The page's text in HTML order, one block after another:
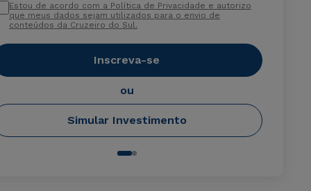
Estou de acordo com a Política de Privacidade e autorizo
que meus dados sejam utilizados para o envio de
conteúdos da Cruzeiro do Sul.
Inscreva-se
ou
Simular Investimento